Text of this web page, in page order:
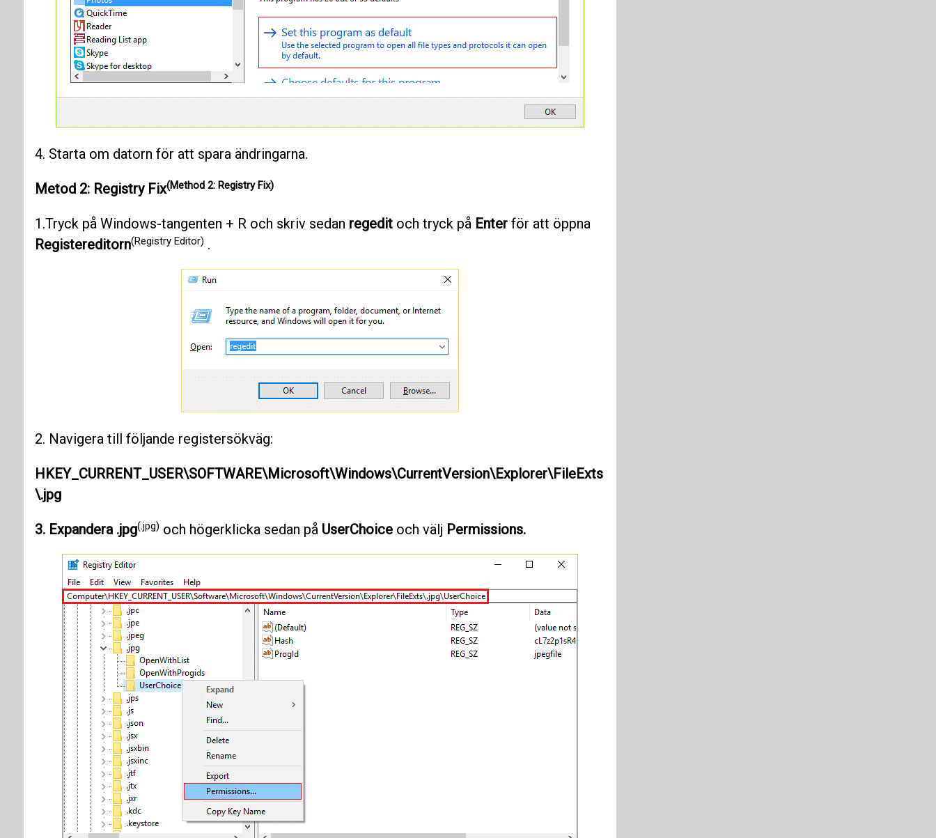
4. Starta om datorn för att spara ändringarna.
Metod 2: Registry Fix(Method 2: Registry Fix)
1.Tryck på Windows-tangenten + R och skriv sedan regeditoch tryck på Enterför att öppna
Registereditorn(Registry Editor) .
2. Navigera till följande registersökväg:
HKEY_CURRENT_USER\SOFTWARE\Microsoft\Windows\CurrentVersion\Explorer\FileExts
\.jpg
3. Expandera .jpg(.jpg) och högerklicka sedan på UserChoiceoch välj Permissions.